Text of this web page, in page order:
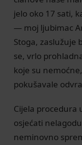
jelo oko 17 sati,
— moj ljubimac
Stoga, zaslužuje
se, vrlo
koje su
pokušavale
Cijela procedura
osjećati
neminovno